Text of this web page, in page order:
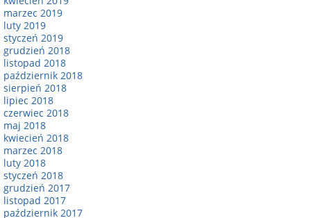
marzec 2019
luty 2019
styczeń 2019
grudzień 2018
listopad 2018
październik 2018
sierpień 2018
lipiec 2018
czerwiec 2018
maj 2018
kwiecień 2018
marzec 2018
luty 2018
styczeń 2018
grudzień 2017
listopad 2017
październik 2017